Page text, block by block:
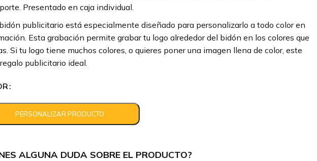
Presentado en caja individual.
publicitario está especialmente diseñado para personalizarlo a todo color en
Esta grabación permite grabar tu logo alrededor del bidón en los colores que
Si tu logo tiene muchos colores, o quieres poner una imagen llena de color, este
publicitario ideal.
ALGUNA DUDA SOBRE EL PRODUCTO?